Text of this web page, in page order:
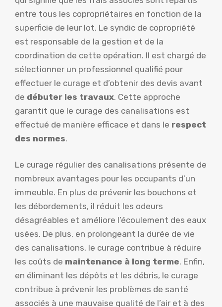
entre tous les copropriétaires en fonction de la
superficie de leur lot. Le syndic de copropriété
est responsable de la gestion et de la
coordination de cette opération. Il est chargé de
sélectionner un professionnel qualifié pour
effectuer le curage et d’obtenir des devis avant
de débuter les travaux. Cette approche
garantit que le curage des canalisations est
effectué de manière efficace et dans le respect
des normes.
Le curage régulier des canalisations présente de
nombreux avantages pour les occupants d’un
immeuble. En plus de prévenir les bouchons et
les débordements, il réduit les odeurs
désagréables et améliore l’écoulement des eaux
usées. De plus, en prolongeant la durée de vie
des canalisations, le curage contribue à réduire
les coûts de maintenance à long terme. Enfin,
en éliminant les dépôts et les débris, le curage
contribue à prévenir les problèmes de santé
associés à une mauvaise qualité de l’air et à des